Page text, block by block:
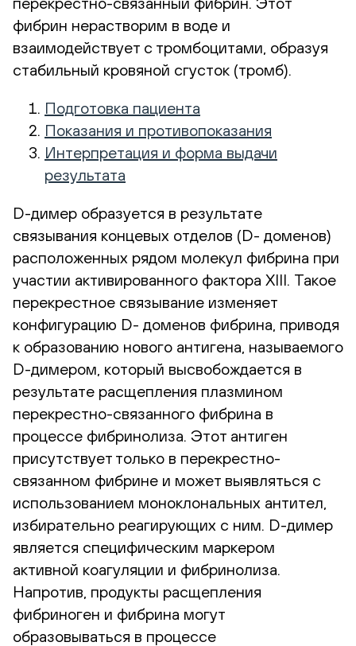
фибрин нерастворим в воде и
взаимодействует с тромбоцитами, образуя
стабильный кровяной сгусток (тромб).
Подготовка пациента
Показания и противопоказания
Интерпретация и форма выдачи
результата
D-димер образуется в результате
связывания концевых отделов (D- доменов)
расположенных рядом молекул фибрина при
участии активированного фактора XIII. Такое
перекрестное связывание изменяет
конфигурацию D- доменов фибрина, приводя
к образованию нового антигена, называемого
D-димером, который высвобождается в
результате расщепления плазмином
перекрестно-связанного фибрина в
процессе фибринолиза. Этот антиген
присутствует только в перекрестно-
связанном фибрине и может выявляться с
использованием моноклональных антител,
избирательно реагирующих с ним. D-димер
является специфическим маркером
активной коагуляции и фибринолиза.
Напротив, продукты расщепления
фибриноген и фибрина могут
образовываться в процессе